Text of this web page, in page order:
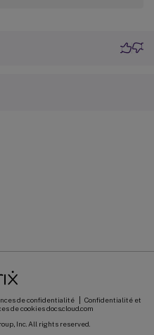
de confidentialité
Confidentialité et
de cookiesdocs.cloud.com
Inc. All rights reserved.